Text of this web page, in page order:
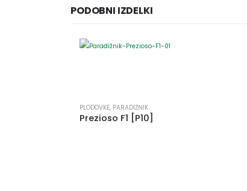
PODOBNI IZDELKI
PLODOVKE, PARADIŽNIK
Prezioso F1 [P10]